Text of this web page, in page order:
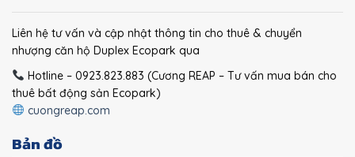
Liên hệ tư vấn và cập nhật thông tin cho thuê & chuyển
nhượng căn hộ Duplex Ecopark qua
Hotline – 0923.823.883 (Cương REAP – Tư vấn mua bán cho
thuê bất động sản Ecopark)
cuongreap.com
Bản đồ